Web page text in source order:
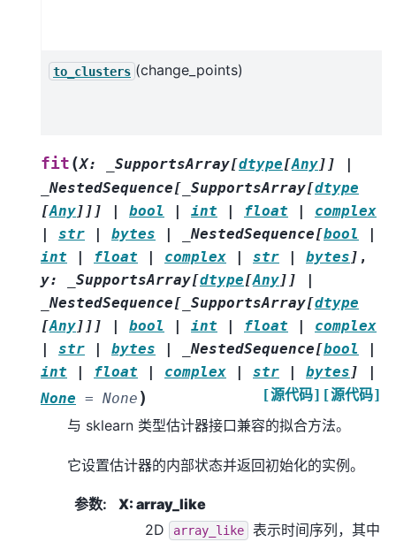
to_clusters (change_points)
fit (X: _SupportsArray[dtype[Any] ]
_NestedSequence[ _SupportsArray[dtype
[Any] ] ] bool int float
complex
str bytes _NestedSequence[bool
int
float complex str bytes ] ,
y: _SupportsArray[dtype[Any] ]
_NestedSequence[ _SupportsArray[dtype
[Any] ] ] bool int float
complex
str bytes _NestedSequence[bool
int
float complex str bytes ]
None = None ) [源代码]
[源代码]
与 sklearn 类型估计器接口兼容的拟合方法。
它设置估计器的内部状态并返回初始化的实例。
参数:
X: array_like
2D
array_like
表示时间序列，其中